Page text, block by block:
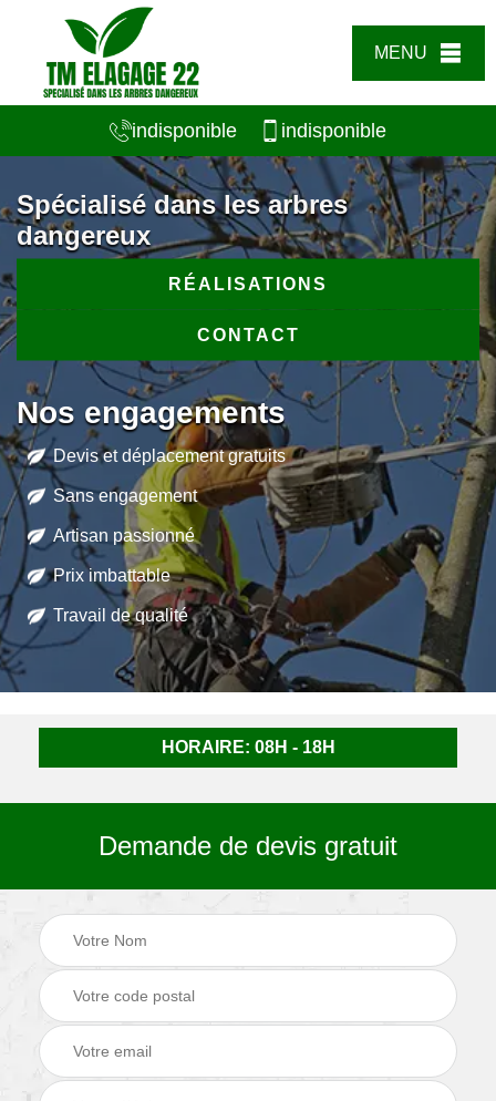
MENU
indisponible indisponible
Spécialisé dans les arbres
dangereux
RÉALISATIONS
CONTACT
Nos engagements
Devis et déplacement gratuits
Sans engagement
Artisan passionné
Prix imbattable
Travail de qualité
HORAIRE: 08H - 18H
Demande de devis gratuit